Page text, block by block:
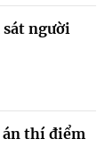
người
án thí điểm